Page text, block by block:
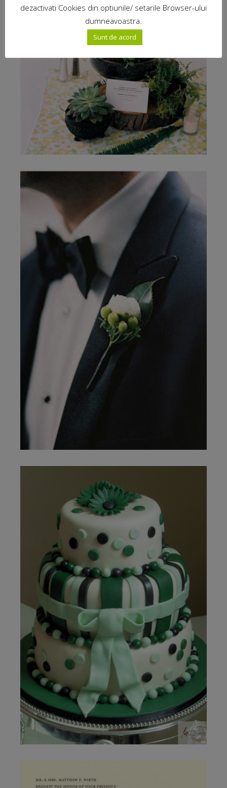
dezactivati Cookies din optiunile/ setarile Browser-ului
dumneavoastra.
Sunt de acord